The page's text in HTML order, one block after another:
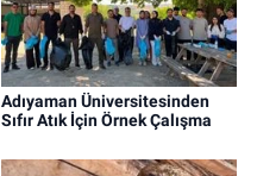
Adıyaman Üniversitesinden
Sıfır Atık İçin Örnek Çalışma